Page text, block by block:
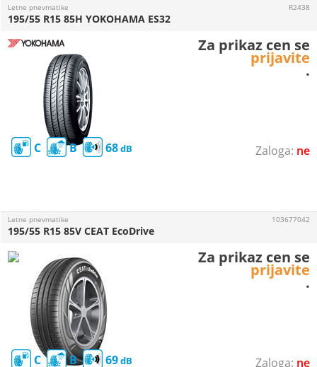
ne
Letne pnevmatike
C B 68
195/55 R15 85H YOKOHAMA ES32
R2438
Za prikaz cen se
prijavite
.
ne
Letne pnevmatike
C B 69
195/55 R15 85V CEAT EcoDrive
103677042
Za prikaz cen se
prijavite
.